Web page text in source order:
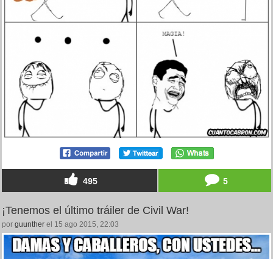
495 5
¡Tenemos el último tráiler de Civil War!
por guunther el 15 ago 2015, 22:03